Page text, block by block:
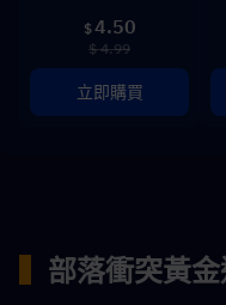
$4.50
$ 4.99
立即購買
部落衝突黃